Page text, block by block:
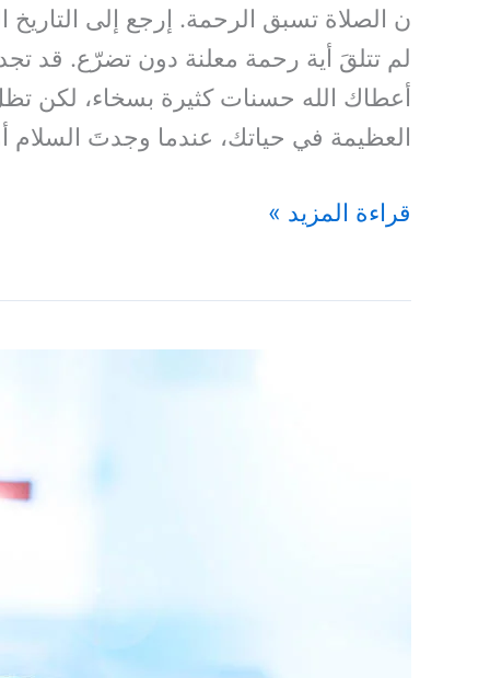
ن الصلاة تسبق الرحمة. إرجع إلى
لم تتلقَ أية رحمة معلنة دون تضرّع. قد
أعطاك الله حسنات كثيرة بسخاء، لكن
العظيمة في حياتك، عندما وجدتَ
قراءة المزيد »